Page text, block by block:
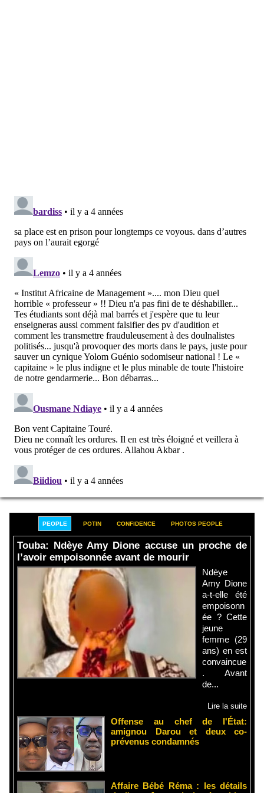
PEOPLE POTIN CONFIDENCE PHOTOS PEOPLE
Touba: Ndèye Amy Dione accuse un proche de
l’avoir empoisonnée avant de mourir
Ndèye
Amy Dione
a-t-elle été
empoisonn
ée ? Cette
jeune
femme (29
ans) en est
convaincue
. Avant
de...
Lire la suite
Offense au chef de l'État:
amignou Darou et deux co-
prévenus condamnés
Affaire Bébé Réma : les détails